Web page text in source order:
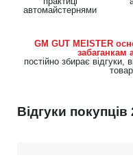
автомайстернями
GM GUT MEISTER
забаганкам
постійно збирає відгуки,
Відгуки покупців